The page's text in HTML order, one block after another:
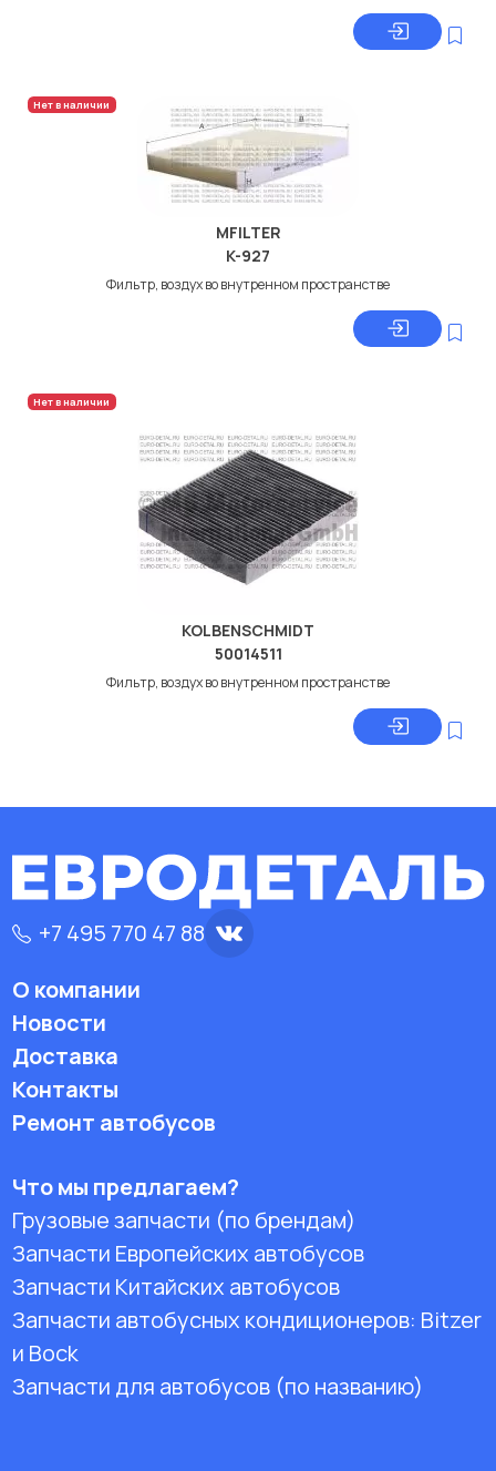
Нет в наличии
MFILTER
K-927
Фильтр, воздух во внутренном пространстве
Нет в наличии
KOLBENSCHMIDT
50014511
Фильтр, воздух во внутренном пространстве
+7 495 770 47 88
О компании
Новости
Доставка
Контакты
Ремонт автобусов
Что мы предлагаем?
Грузовые запчасти (по брендам)
Запчасти Европейских автобусов
Запчасти Китайских автобусов
Запчасти автобусных кондиционеров: Bitzer
и Bock
Запчасти для автобусов (по названию)